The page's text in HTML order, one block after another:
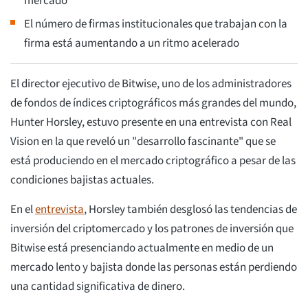
El número de firmas institucionales que trabajan con la
firma está aumentando a un ritmo acelerado
El director ejecutivo de Bitwise, uno de los administradores
de fondos de índices criptográficos más grandes del mundo,
Hunter Horsley, estuvo presente en una entrevista con Real
Vision en la que reveló un "desarrollo fascinante" que se
está produciendo en el mercado criptográfico a pesar de las
condiciones bajistas actuales.
En elentrevista, Horsley también desglosó las tendencias de
inversión del criptomercado y los patrones de inversión que
Bitwise está presenciando actualmente en medio de un
mercado lento y bajista donde las personas están perdiendo
una cantidad significativa de dinero.